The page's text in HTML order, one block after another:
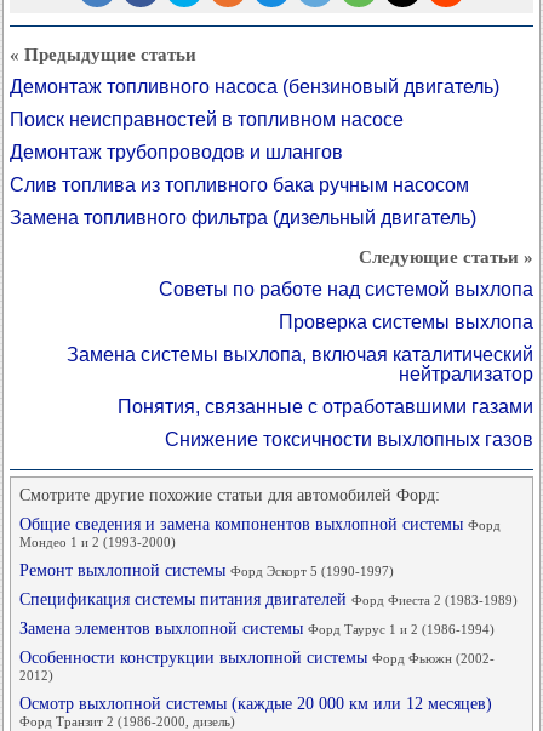
« Предыдущие статьи
Демонтаж топливного насоса (бензиновый двигатель)
Поиск неисправностей в топливном насосе
Демонтаж трубопроводов и шлангов
Слив топлива из топливного бака ручным насосом
Замена топливного фильтра (дизельный двигатель)
Следующие статьи »
Советы по работе над системой выхлопа
Проверка системы выхлопа
Замена системы выхлопа, включая каталитический
нейтрализатор
Понятия, связанные с отработавшими газами
Снижение токсичности выхлопных газов
Смотрите другие похожие статьи для автомобилей Форд:
Общие сведения и замена компонентов выхлопной системы Форд
Мондео 1 и 2 (1993-2000)
Ремонт выхлопной системы Форд Эскорт 5 (1990-1997)
Спецификация системы питания двигателей Форд Фиеста 2 (1983-1989)
Замена элементов выхлопной системы Форд Таурус 1 и 2 (1986-1994)
Особенности конструкции выхлопной системы Форд Фьюжн (2002-
2012)
Осмотр выхлопной системы (каждые 20 000 км или 12 месяцев)
Форд Транзит 2 (1986-2000, дизель)